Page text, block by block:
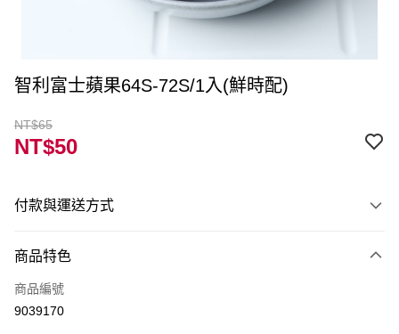
智利富士蘋果64S-72S/1入(鮮時配)
NT$65
NT$50
付款與運送方式
信用卡一次付款
LINE Pay
商品特色
商品編號
9039170